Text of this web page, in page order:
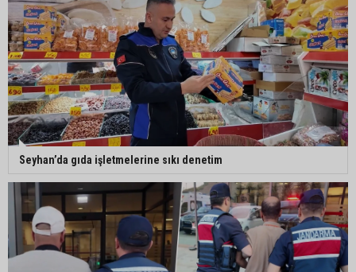
Ceyhan’da Necdet Sevinç Parkı’nda bakım
çalışması
Orhan Bayram’dan AK Parti’ye Yüreğir çıkışı:
“Bizim belediye meclis üyelerimize ne yaptınız?
Siz önce onu anlatın”
Seyhan’da gıda işletmelerine sıkı denetim